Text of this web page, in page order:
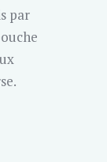
par